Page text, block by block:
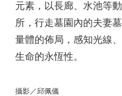
元素，以長廊、水池等
所，行走墓園內的夫妻
量體的佈局，感知光線
生命的永恆性。
攝影／邱佩儀